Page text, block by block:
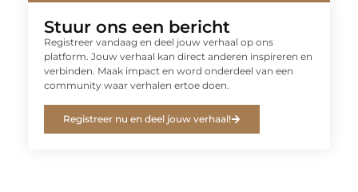
Stuur ons een bericht
Registreer vandaag en deel jouw verhaal op ons
platform. Jouw verhaal kan direct anderen inspireren en
verbinden. Maak impact en word onderdeel van een
community waar verhalen ertoe doen.
Registreer nu en deel jouw verhaal!